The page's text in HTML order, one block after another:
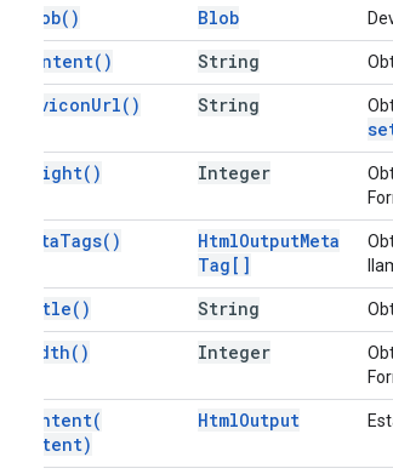
Blob( ) Blob
Content( ) String
FaviconUrl( ) String
Height( ) Integer
MetaTags( ) HtmlOutputMeta
Tag[]
Title( ) String
Width( ) Integer
Content(
content)
HtmlOutput